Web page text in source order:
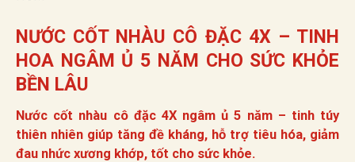
NƯỚC CỐT NHÀU CÔ ĐẶC 4X – TINH
HOA NGÂM Ủ 5 NĂM CHO SỨC KHỎE
BỀN LÂU
Nước cốt nhàu cô đặc 4X ngâm ủ 5 năm – tinh túy
thiên nhiên giúp tăng đề kháng, hỗ trợ tiêu hóa, giảm
đau nhức xương khớp, tốt cho sức khỏe.